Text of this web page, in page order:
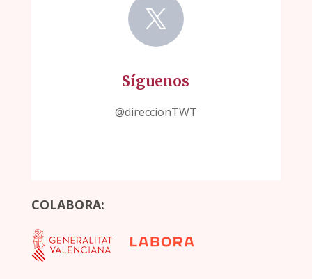

Síguenos
@direccionTWT
COLABORA: